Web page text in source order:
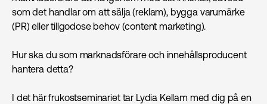
som det handlar om att sälja (reklam), bygga varumärke
(PR) eller tillgodose behov (content marketing).
Hur ska du som marknadsförare och innehållsproducent
hantera detta?
I det här frukostseminariet tar Lydia Kellam med dig på en